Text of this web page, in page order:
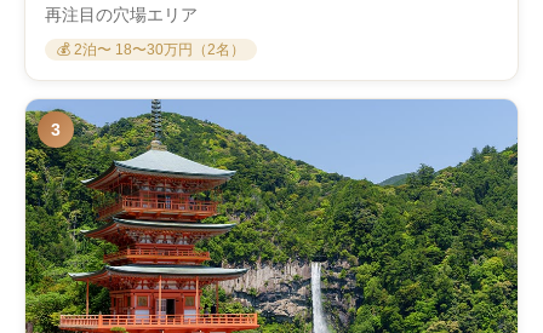
再注目の穴場エリア
💰 2泊〜 18〜30万円（2名）
3